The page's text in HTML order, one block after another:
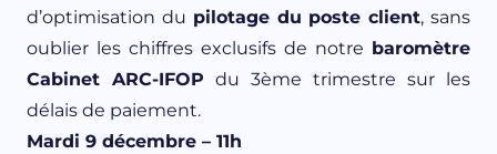
d’optimisation du pilotage du poste client, sans
oublier les chiffres exclusifs de notre baromètre
Cabinet ARC-IFOP du 3ème trimestre sur les
délais de paiement.
Mardi 9 décembre – 11h